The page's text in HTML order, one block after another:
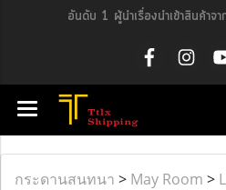
อันดับ 1 ผู้นำเรื่องนำเข้าสินค้าจ
กระดานสนทนา > May Room >